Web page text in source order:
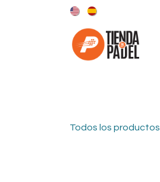
Todos los productos